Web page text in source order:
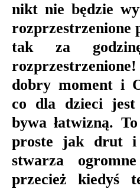
nikt nie będzie
rozprzestrzenione
tak za
dobry moment i
co dla dzieci
bywa łatwizną.
proste jak drut i
stwarza
przecież kiedyś